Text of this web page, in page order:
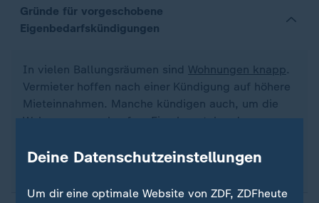
Gründe für vorgeschobene
Eigenbedarfskündigungen
In vielen Ballungsräumen sind Wohnungen knapp.
Vermieter hoffen nach einer Kündigung auf höhere
Mieteinnahmen. Manche kündigen auch, um die
Wohnung zu verkaufen: Eine leerstehende
Prozent mehr.
Deine Datenschutzeinstellungen
Um dir eine optimale Website von ZDF, ZDFheute